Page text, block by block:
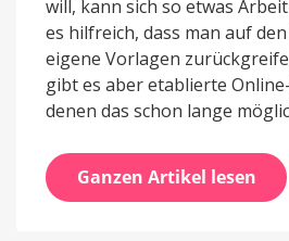
will, kann sich so etwas
es hilfreich, dass man auf
eigene Vorlagen
gibt es aber etablierte
denen das schon lange
Ganzen Artikel lesen